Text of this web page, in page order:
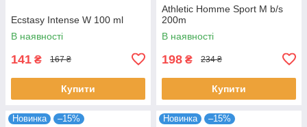
Ecstasy Intense W 100 ml
В наявності
141 ₴ 167 ₴
Купити
Athletic Homme Sport M b/s
200m
В наявності
198 ₴ 234 ₴
Купити
Новинка –15% Новинка –15%